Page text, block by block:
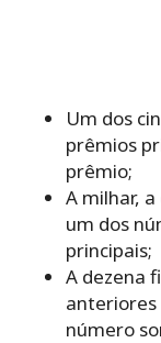
Um dos
prêmios
prêmio;
A milhar,
um dos
principais;
A dezena
anteriores
número